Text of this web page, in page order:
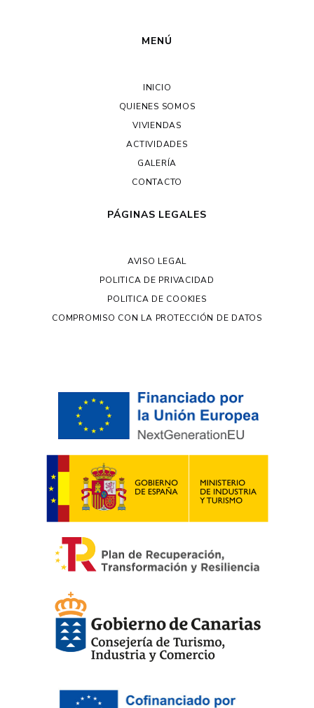
MENÚ
INICIO
QUIENES SOMOS
VIVIENDAS
ACTIVIDADES
GALERÍA
CONTACTO
PÁGINAS LEGALES
AVISO LEGAL
POLITICA DE PRIVACIDAD
POLITICA DE COOKIES
COMPROMISO CON LA PROTECCIÓN DE DATOS